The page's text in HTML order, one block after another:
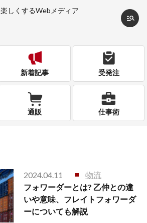
楽しくするWebメディア
新着記事 受発注
通販 仕事術
2024.04.11
物流
フォワーダーとは? 乙仲との違
いや意味、フレイトフォワーダ
ーについても解説